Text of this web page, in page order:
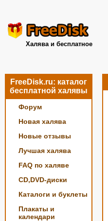
Халява и бесплатное
FreeDisk.ru: каталог
бесплатной халявы
Форум
Новая халява
Новые отзывы
Лучшая халява
FAQ по халяве
CD,DVD-диски
Каталоги и буклеты
Плакаты и
календари